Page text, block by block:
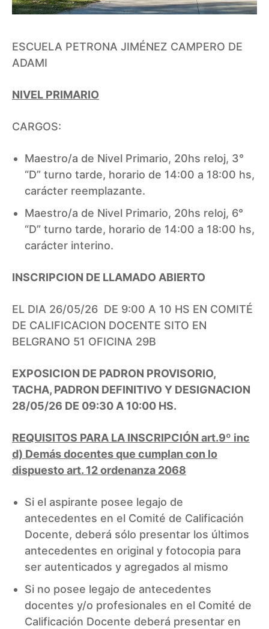
ESCUELA PETRONA JIMÉNEZ CAMPERO DE
ADAMI
NIVEL PRIMARIO
CARGOS:
Maestro/a de Nivel Primario, 20hs reloj, 3°
“D” turno tarde, horario de 14:00 a 18:00 hs,
carácter reemplazante.
Maestro/a de Nivel Primario, 20hs reloj, 6°
“D” turno tarde, horario de 14:00 a 18:00 hs,
carácter interino.
INSCRIPCION DE LLAMADO ABIERTO
EL DIA 26/05/26 DE 9:00 A 10 HS EN COMITÉ
DE CALIFICACION DOCENTE SITO EN
BELGRANO 51 OFICINA 29B
EXPOSICION DE PADRON PROVISORIO,
TACHA, PADRON DEFINITIVO Y DESIGNACION
28/05/26 DE 09:30 A 10:00 HS.
REQUISITOS PARA LA INSCRIPCIÓN art.9º inc
d) Demás docentes que cumplan con lo
dispuesto art. 12 ordenanza 2068
Si el aspirante posee legajo de
antecedentes en el Comité de Calificación
Docente, deberá sólo presentar los últimos
antecedentes en original y fotocopia para
ser autenticados y agregados al mismo
Si no posee legajo de antecedentes
docentes y/o profesionales en el Comité de
Calificación Docente deberá presentar en